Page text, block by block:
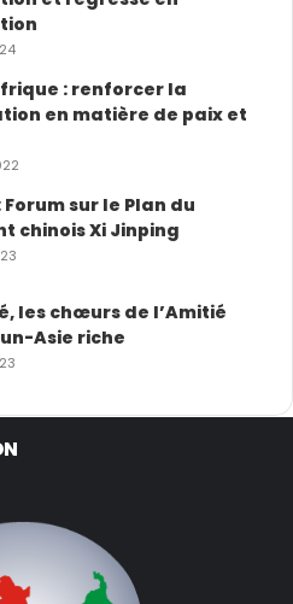
: renforcer la
en matière de paix et
sur le Plan du
chinois Xi Jinping
les chœurs de l’Amitié
Asie riche